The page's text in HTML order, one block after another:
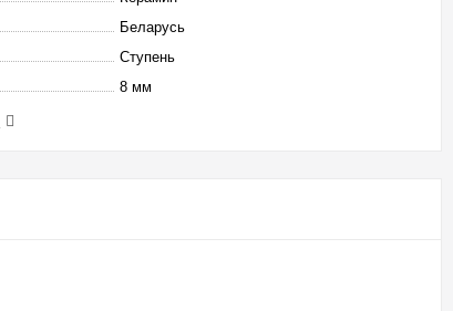
Беларусь
Ступень
8 мм